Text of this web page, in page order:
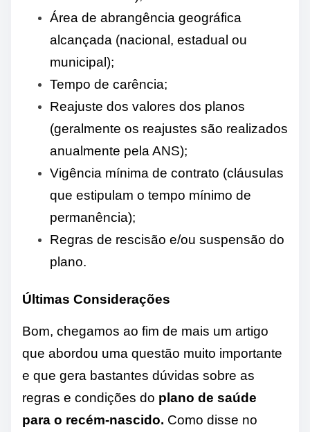
Área de abrangência geográfica
alcançada (nacional, estadual ou
municipal);
Tempo de carência;
Reajuste dos valores dos planos
(geralmente os reajustes são realizados
anualmente pela ANS);
Vigência mínima de contrato (cláusulas
que estipulam o tempo mínimo de
permanência);
Regras de rescisão e/ou suspensão do
plano.
Últimas Considerações
Bom, chegamos ao fim de mais um artigo
que abordou uma questão muito importante
e que gera bastantes dúvidas sobre as
regras e condições do plano de saúde
para o recém-nascido. Como disse no